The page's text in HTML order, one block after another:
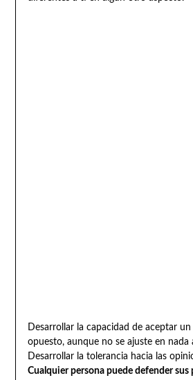
Desarrollar la capacidad de aceptar
opuesto, aunque no se ajuste en nada
Desarrollar la tolerancia hacia las
Cualquier persona puede defender